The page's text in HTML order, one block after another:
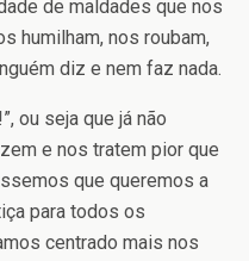
de maldades que nos
humilham, nos roubam,
diz e nem faz nada.
ou seja que já não
e nos tratem pior que
que queremos a
para todos os
centrado mais nos